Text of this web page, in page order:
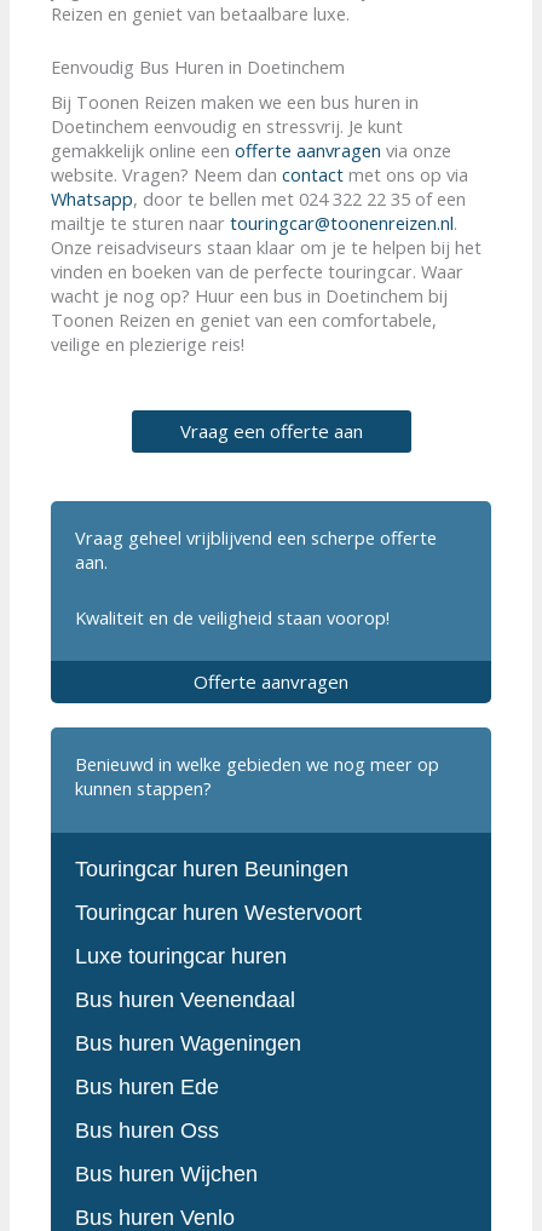
Reizen en geniet van betaalbare luxe.
Eenvoudig Bus Huren in Doetinchem
Bij Toonen Reizen maken we een bus huren in
Doetinchem eenvoudig en stressvrij. Je kunt
gemakkelijk online eenofferte aanvragen via onze
website. Vragen? Neem dancontact met ons op via
Whatsapp, door te bellen met 024 322 22 35 of een
mailtje te sturen naartouringcar@toonenreizen.nl.
Onze reisadviseurs staan klaar om je te helpen bij het
vinden en boeken van de perfecte touringcar. Waar
wacht je nog op? Huur een bus in Doetinchem bij
Toonen Reizen en geniet van een comfortabele,
veilige en plezierige reis!
Vraag een offerte aan
Vraag geheel vrijblijvend een scherpe offerte
aan.
Kwaliteit en de veiligheid staan voorop!
Offerte aanvragen
Benieuwd in welke gebieden we nog meer op
kunnen stappen?
Touringcar huren Beuningen
Touringcar huren Westervoort
Luxe touringcar huren
Bus huren Veenendaal
Bus huren Wageningen
Bus huren Ede
Bus huren Oss
Bus huren Wijchen
Bus huren Venlo